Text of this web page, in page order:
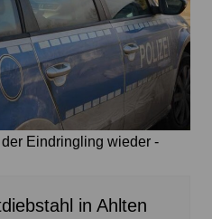
Eindringling wieder -
in Ahlten